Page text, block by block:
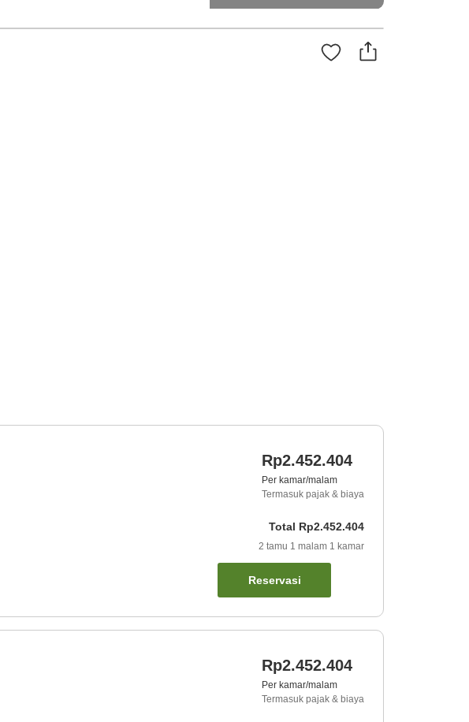
Rp2.452.404
Per kamar/malam
Termasuk pajak & biaya
Total Rp2.452.404
2 tamu 1 malam 1 kamar
Reservasi
Rp2.452.404
Per kamar/malam
Termasuk pajak & biaya